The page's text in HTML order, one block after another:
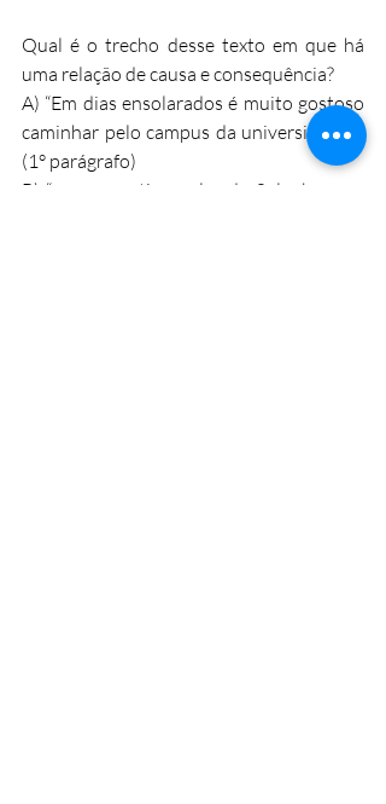
Qual é o trecho desse texto em que há
uma relação de causa e consequência?
A) “Em dias ensolarados é muito gostoso
caminhar pelo campus da universidade...”.
(1° parágrafo)
B) “... para sentir o calor do Sol, observar